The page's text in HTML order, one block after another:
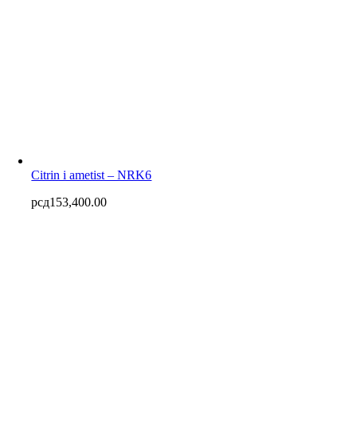
Citrin i ametist – NRK6
рсд153,400.00